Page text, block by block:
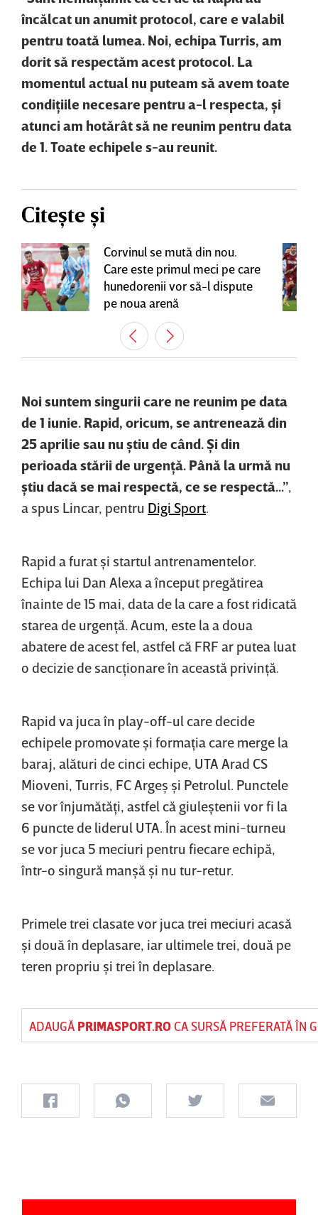
încălcat un anumit protocol, care e valabil
pentru toată lumea. Noi, echipa Turris, am
dorit să respectăm acest protocol. La
momentul actual nu puteam să avem toate
condiţiile necesare pentru a-l respecta, şi
atunci am hotărât să ne reunim pentru data
de 1. Toate echipele s-au reunit.
Citește și
Corvinul se mută din nou.
Care este primul meci pe care
hunedorenii vor să-l dispute
pe noua arenă
Noi suntem singurii care ne reunim pe data
de 1 iunie. Rapid, oricum, se antrenează din
25 aprilie sau nu ştiu de când. Şi din
perioada stării de urgenţă. Până la urmă nu
ştiu dacă se mai respectă, ce se respectă...”,
a spus Lincar, pentru Digi Sport.
Rapid a furat şi startul antrenamentelor.
Echipa lui Dan Alexa a început pregătirea
înainte de 15 mai, data de la care a fost ridicată
starea de urgenţă. Acum, este la a doua
abatere de acest fel, astfel că FRF ar putea luat
o decizie de sancţionare în această privinţă.
Rapid va juca în play-off-ul care decide
echipele promovate şi formaţia care merge la
baraj, alături de cinci echipe, UTA Arad CS
Mioveni, Turris, FC Argeş şi Petrolul. Punctele
se vor înjumătăţi, astfel că giuleştenii vor fi la
6 puncte de liderul UTA. În acest mini-turneu
se vor juca 5 meciuri pentru fiecare echipă,
într-o singură manşă şi nu tur-retur.
Primele trei clasate vor juca trei meciuri acasă
şi două în deplasare, iar ultimele trei, două pe
teren propriu şi trei în deplasare.
ADAUGĂ PRIMASPORT.ROCA SURSĂ PREFERATĂ ÎN